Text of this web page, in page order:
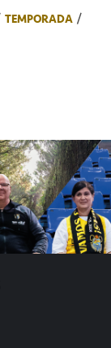
TEMPORADA